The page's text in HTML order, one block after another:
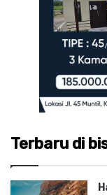
Terbaru di